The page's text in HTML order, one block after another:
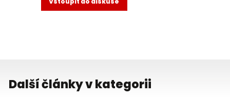
Další články v kategorii